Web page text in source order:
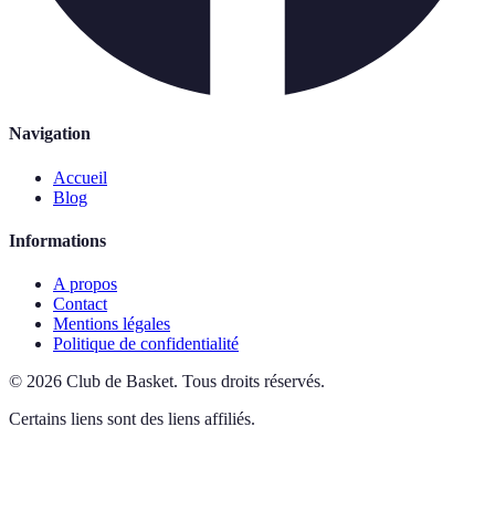
Navigation
Accueil
Blog
Informations
A propos
Contact
Mentions légales
Politique de confidentialité
© 2026 Club de Basket. Tous droits réservés.
Certains liens sont des liens affiliés.